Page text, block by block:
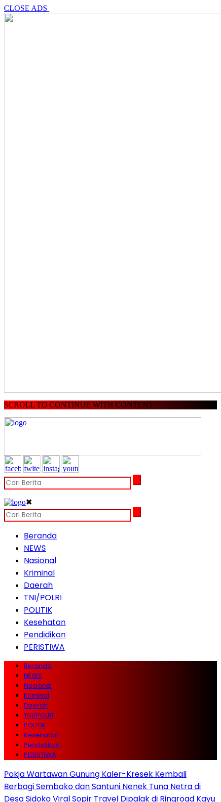
CLOSE ADS
SCROLL TO CONTINUE WITH CONTENT
✖
Beranda
NEWS
Nasional
Kriminal
Daerah
TNI/POLRI
POLITIK
Kesehatan
Pendidikan
PERISTIWA
Beranda
NEWS
Nasional
Kriminal
Daerah
TNI/POLRI
POLITIK
Kesehatan
Pendidikan
PERISTIWA
Pokja Wartawan Gunung Kaler-Kresek Kembali
Berbagi Sembako dan Santuni Nenek Tuna Netra di
Desa SidokoViral Sopir Travel Dipalak di Ringroad Kayu